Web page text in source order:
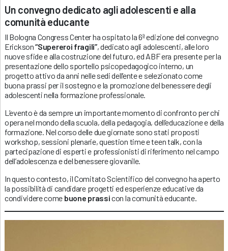
Un convegno dedicato agli adolescenti e alla
comunità educante
Il Bologna Congress Center ha ospitato la 6ª edizione del convegno
Erickson“Supereroi fragili”, dedicato agli adolescenti, alle loro
nuove sfide e alla costruzione del futuro, ed ABF era presente per la
presentazione dello sportello psicopedagogico interno, un
progetto attivo da anni nelle sedi dell’ente e selezionato come
buona prassi per il sostegno e la promozione del benessere degli
adolescenti nella formazione professionale.
L’evento è da sempre un importante momento di confronto per chi
opera nel mondo della scuola, della pedagogia, dell’educazione e della
formazione. Nel corso delle due giornate sono stati proposti
workshop, sessioni plenarie, question time e teen talk, con la
partecipazione di esperti e professionisti di riferimento nel campo
dell’adolescenza e del benessere giovanile.
In questo contesto, il Comitato Scientifico del convegno ha aperto
la possibilità di candidare progetti ed esperienze educative da
condividere come buone prassicon la comunità educante.